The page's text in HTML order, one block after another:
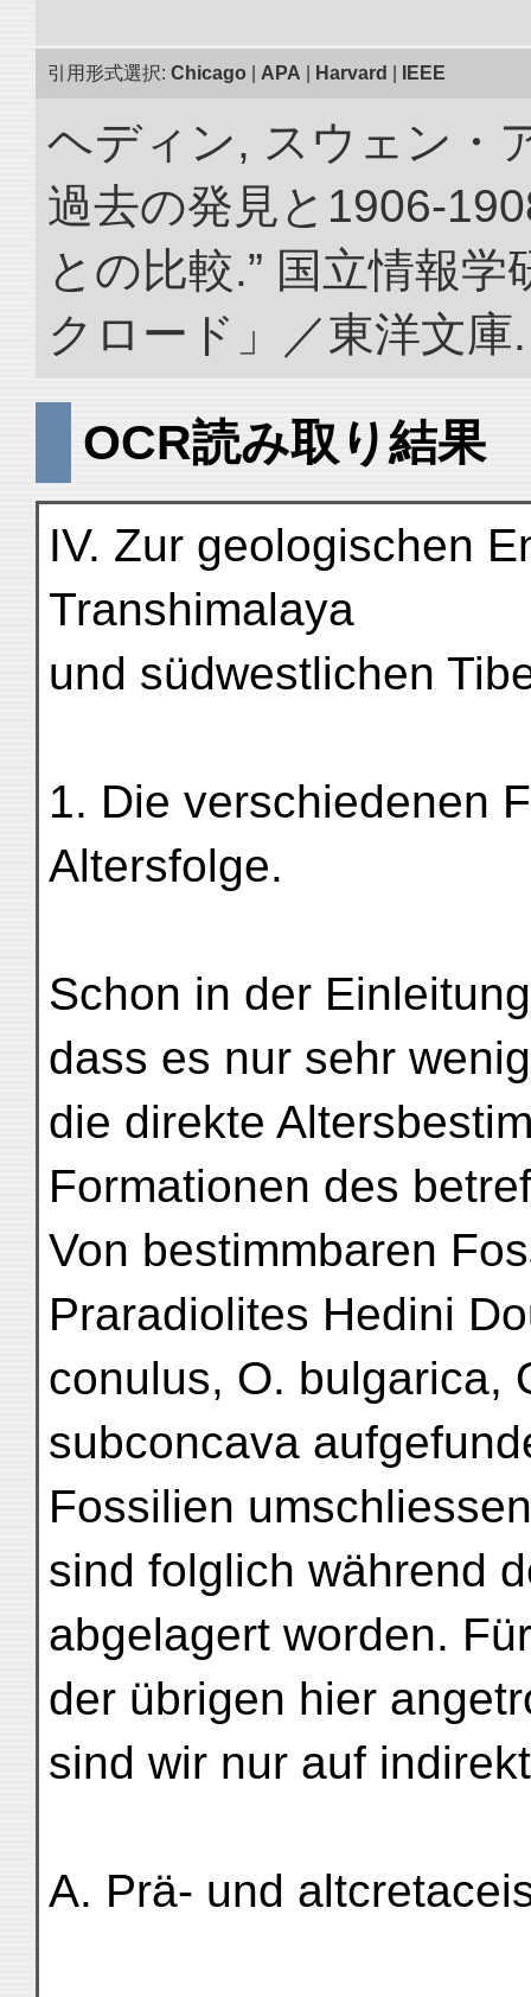
引用形式選択: Chicago APA Harvard IEEE
ヘディン, スウェン・
過去の発見と1906-
との比較.” 国立情報
クロード」／東洋文
OCR読み取り結果
IV. Zur geologischen
Transhimalaya
und südwestlichen
1. Die verschiedenen
Altersfolge.
Schon in der
dass es nur sehr
die direkte
Formationen des
Von bestimmbaren
Praradiolites Hedini
conulus, O. bulgarica,
subconcava
Fossilien
sind folglich während
abgelagert worden.
der übrigen hier
sind wir nur auf
A. Prä- und